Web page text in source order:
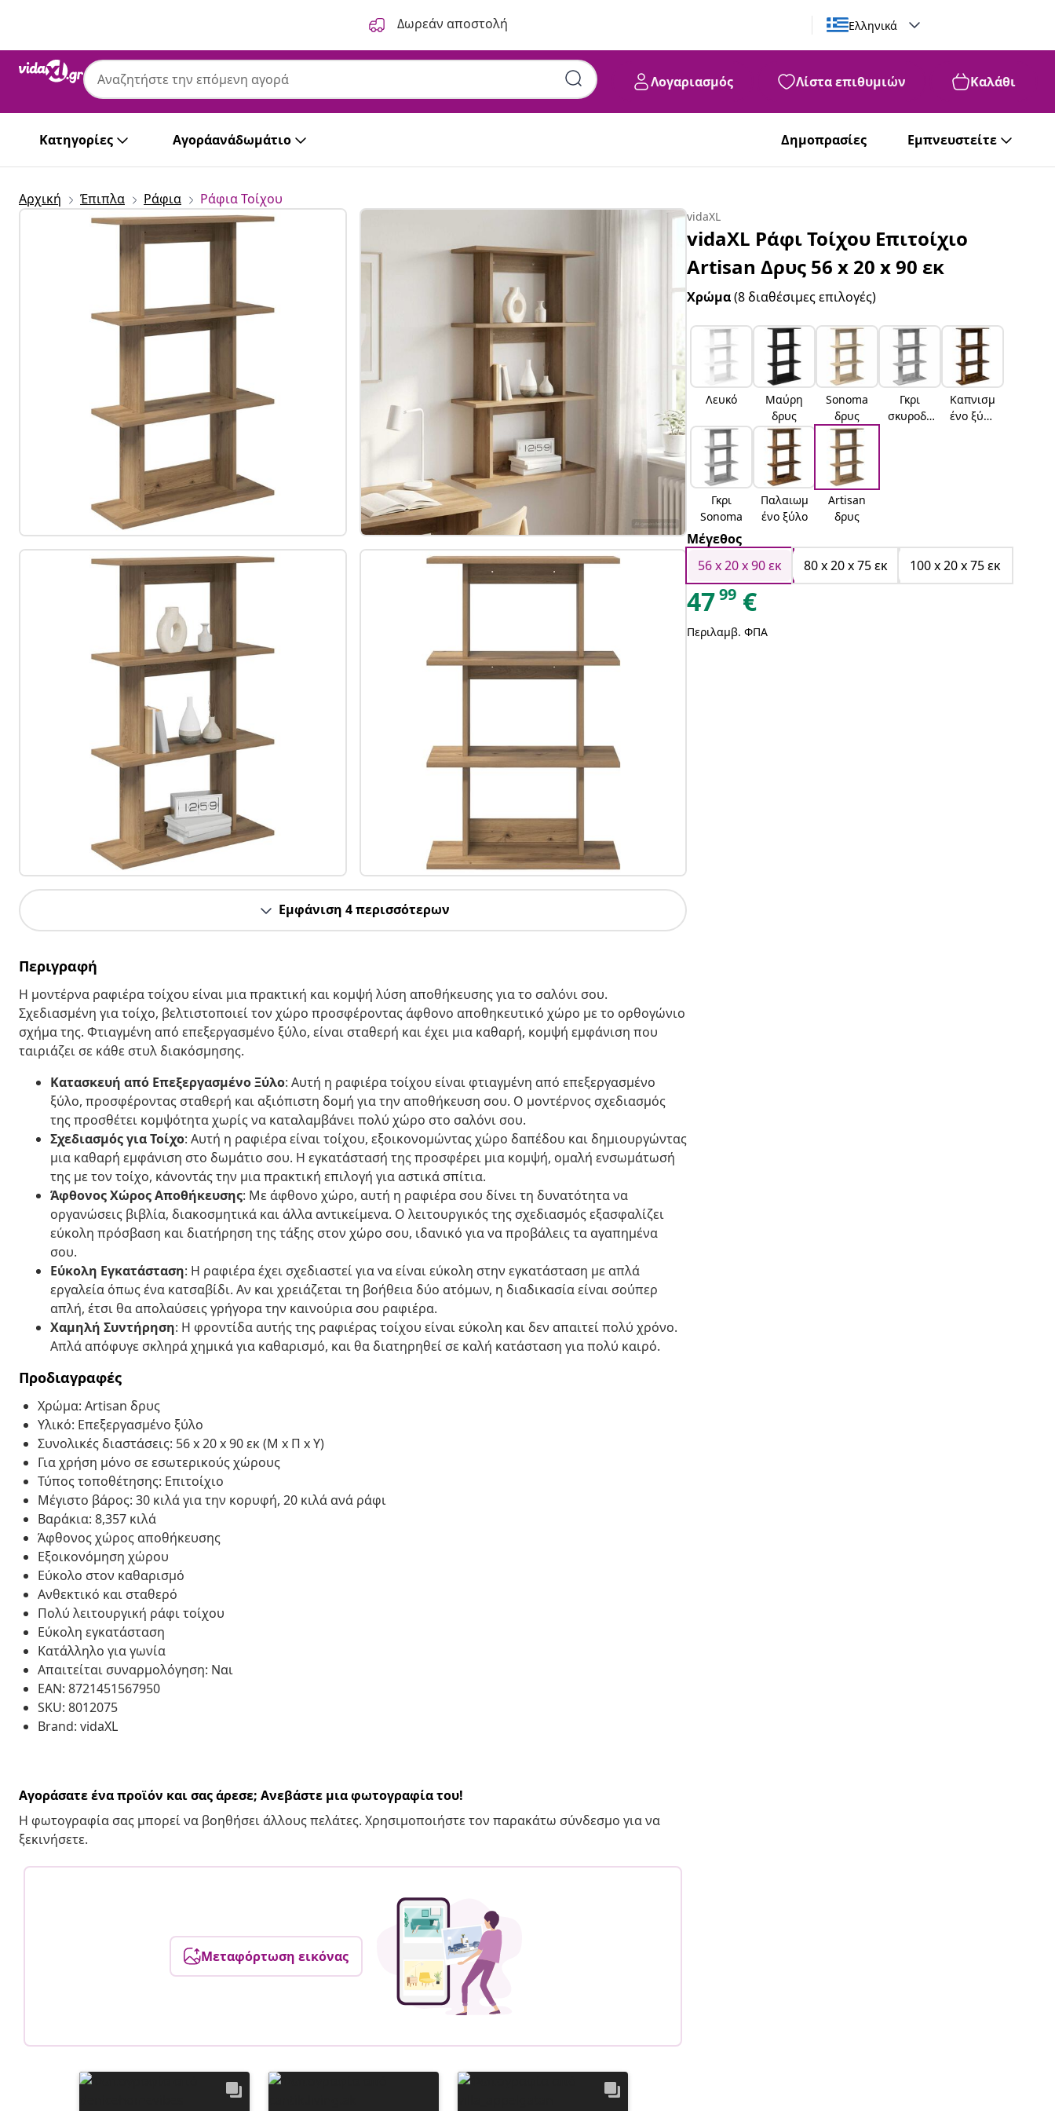
Δωρεάν αποστολή Ελληνικά
Λογαριασμός Λίστα επιθυμιών Καλάθι
Κατηγορίες Αγοράανάδωμάτιο Δημοπρασίες Εμπνευστείτε
Αρχική Έπιπλα Ράφια Ράφια Τοίχου
Εμφάνιση 4 περισσότερων
Περιγραφή
Η μοντέρνα ραφιέρα τοίχου είναι μια πρακτική και κομψή λύση αποθήκευσης για το σαλόνι σου.
Σχεδιασμένη για τοίχο, βελτιστοποιεί τον χώρο προσφέροντας άφθονο αποθηκευτικό χώρο με το ορθογώνιο
σχήμα της. Φτιαγμένη από επεξεργασμένο ξύλο, είναι σταθερή και έχει μια καθαρή, κομψή εμφάνιση που
ταιριάζει σε κάθε στυλ διακόσμησης.
Κατασκευή από Επεξεργασμένο Ξύλο: Αυτή η ραφιέρα τοίχου είναι φτιαγμένη από επεξεργασμένο
ξύλο, προσφέροντας σταθερή και αξιόπιστη δομή για την αποθήκευση σου. Ο μοντέρνος σχεδιασμός
της προσθέτει κομψότητα χωρίς να καταλαμβάνει πολύ χώρο στο σαλόνι σου.
Σχεδιασμός για Τοίχο: Αυτή η ραφιέρα είναι τοίχου, εξοικονομώντας χώρο δαπέδου και δημιουργώντας
μια καθαρή εμφάνιση στο δωμάτιο σου. Η εγκατάστασή της προσφέρει μια κομψή, ομαλή ενσωμάτωσή
της με τον τοίχο, κάνοντάς την μια πρακτική επιλογή για αστικά σπίτια.
Άφθονος Χώρος Αποθήκευσης: Με άφθονο χώρο, αυτή η ραφιέρα σου δίνει τη δυνατότητα να
οργανώσεις βιβλία, διακοσμητικά και άλλα αντικείμενα. Ο λειτουργικός της σχεδιασμός εξασφαλίζει
εύκολη πρόσβαση και διατήρηση της τάξης στον χώρο σου, ιδανικό για να προβάλεις τα αγαπημένα
σου.
Εύκολη Εγκατάσταση: Η ραφιέρα έχει σχεδιαστεί για να είναι εύκολη στην εγκατάσταση με απλά
εργαλεία όπως ένα κατσαβίδι. Αν και χρειάζεται τη βοήθεια δύο ατόμων, η διαδικασία είναι σούπερ
απλή, έτσι θα απολαύσεις γρήγορα την καινούρια σου ραφιέρα.
Χαμηλή Συντήρηση: Η φροντίδα αυτής της ραφιέρας τοίχου είναι εύκολη και δεν απαιτεί πολύ χρόνο.
Απλά απόφυγε σκληρά χημικά για καθαρισμό, και θα διατηρηθεί σε καλή κατάσταση για πολύ καιρό.
Προδιαγραφές
Χρώμα: Artisan δρυς
Υλικό: Επεξεργασμένο ξύλο
Συνολικές διαστάσεις: 56 x 20 x 90 εκ (Μ x Π x Υ)
Για χρήση μόνο σε εσωτερικούς χώρους
Τύπος τοποθέτησης: Επιτοίχιο
Μέγιστο βάρος: 30 κιλά για την κορυφή, 20 κιλά ανά ράφι
Βαράκια: 8,357 κιλά
Άφθονος χώρος αποθήκευσης
Εξοικονόμηση χώρου
Εύκολο στον καθαρισμό
Ανθεκτικό και σταθερό
Πολύ λειτουργική ράφι τοίχου
Εύκολη εγκατάσταση
Κατάλληλο για γωνία
Απαιτείται συναρμολόγηση: Ναι
EAN: 8721451567950
SKU: 8012075
Brand: vidaXL
Αγοράσατε ένα προϊόν και σας άρεσε; Ανεβάστε μια φωτογραφία του!
Η φωτογραφία σας μπορεί να βοηθήσει άλλους πελάτες. Χρησιμοποιήστε τον παρακάτω σύνδεσμο για να
ξεκινήσετε.
Μεταφόρτωση εικόνας
vidaXL
vidaXL Ράφι Τοίχου Επιτοίχιο
Artisan Δρυς 56 x 20 x 90 εκ
Χρώμα(8 διαθέσιμες επιλογές)
Λευκό
Μαύρη
δρυς
Sonoma
δρυς
Γκρι
σκυροδέ
Καπνισμ
ένο ξύλο
Γκρι
Sonoma
Παλαιωμ
ένο ξύλο
Artisan
δρυς
Μέγεθος
56 x 20 x 90 εκ
80 x 20 x 75 εκ 100 x 20 x 75 εκ
4799 €
Περιλαμβ. ΦΠΑ